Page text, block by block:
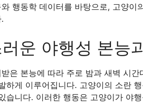
행동학 데이터를 바탕으로, 고양이
운 야행성 본능
은 본능에 따라 주로 밤과 새벽 시
하게 이루어집니다. 고양이의 소란
습니다. 이러한 행동은 고양이가 야